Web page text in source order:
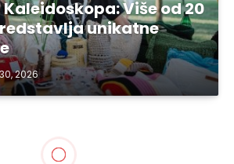
Više od 20
unikatne
2026